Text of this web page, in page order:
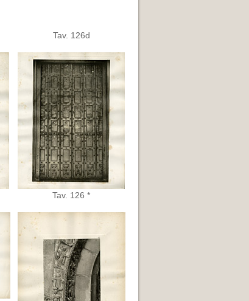
Tav. 126d
Tav. 126 *